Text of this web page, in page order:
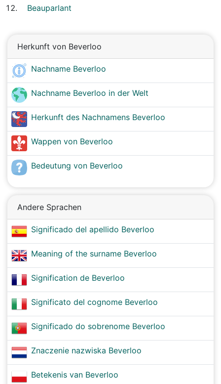
Beauparlant
Herkunft von Beverloo
Nachname Beverloo
Nachname Beverloo in der Welt
Herkunft des Nachnamens Beverloo
Wappen von Beverloo
Bedeutung von Beverloo
Andere Sprachen
Significado del apellido Beverloo
Meaning of the surname Beverloo
Signification de Beverloo
Significato del cognome Beverloo
Significado do sobrenome Beverloo
Znaczenie nazwiska Beverloo
Betekenis van Beverloo